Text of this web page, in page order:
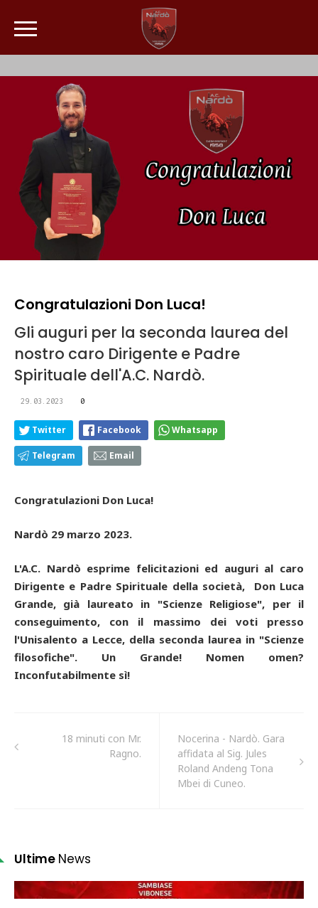
Congratulazioni Don Luca!
Gli auguri per la seconda laurea del
nostro caro Dirigente e Padre
Spirituale dell'A.C. Nardò.
29.03.2023 0
Twitter Facebook Whatsapp
Telegram Email
Congratulazioni Don Luca!
Nardò 29 marzo 2023.
L'A.C. Nardò esprime felicitazioni ed auguri al caro
Dirigente e Padre Spirituale della società, Don Luca
Grande, già laureato in "Scienze Religiose", per il
conseguimento, con il massimo dei voti presso
l'Unisalento a Lecce, della seconda laurea in "Scienze
filosofiche". Un Grande! Nomen omen?
Inconfutabilmente sì!
18 minuti con Mr.
Ragno.
Nocerina - Nardò. Gara
affidata al Sig. Jules
Roland Andeng Tona
Mbei di Cuneo.
Ultime News